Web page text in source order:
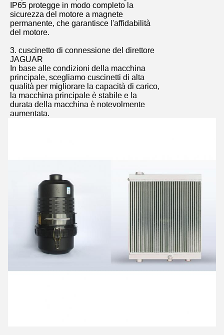
IP65 protegge in modo completo la
sicurezza del motore a magnete
permanente, che garantisce l'affidabilità
del motore.
3. cuscinetto di connessione del direttore
JAGUAR
In base alle condizioni della macchina
principale, scegliamo cuscinetti di alta
qualità per migliorare la capacità di carico,
la macchina principale è stabile e la
durata della macchina è notevolmente
aumentata.